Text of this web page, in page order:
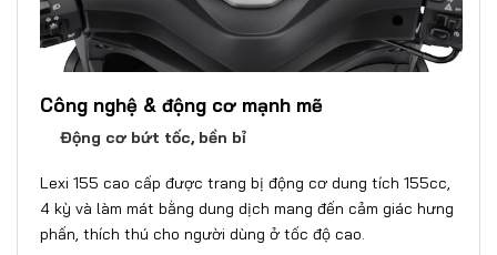
Công nghệ & động cơ mạnh mẽ
Động cơ bứt tốc, bền bỉ
Lexi 155 cao cấp được trang bị động cơ dung tích 155cc,
4 kỳ và làm mát bằng dung dịch mang đến cảm giác hưng
phấn, thích thú cho người dùng ở tốc độ cao.